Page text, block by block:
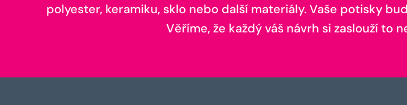
polyester, keramiku, sklo nebo další materiály. Vaše potisky
Věříme, že každý váš návrh si zaslouží to